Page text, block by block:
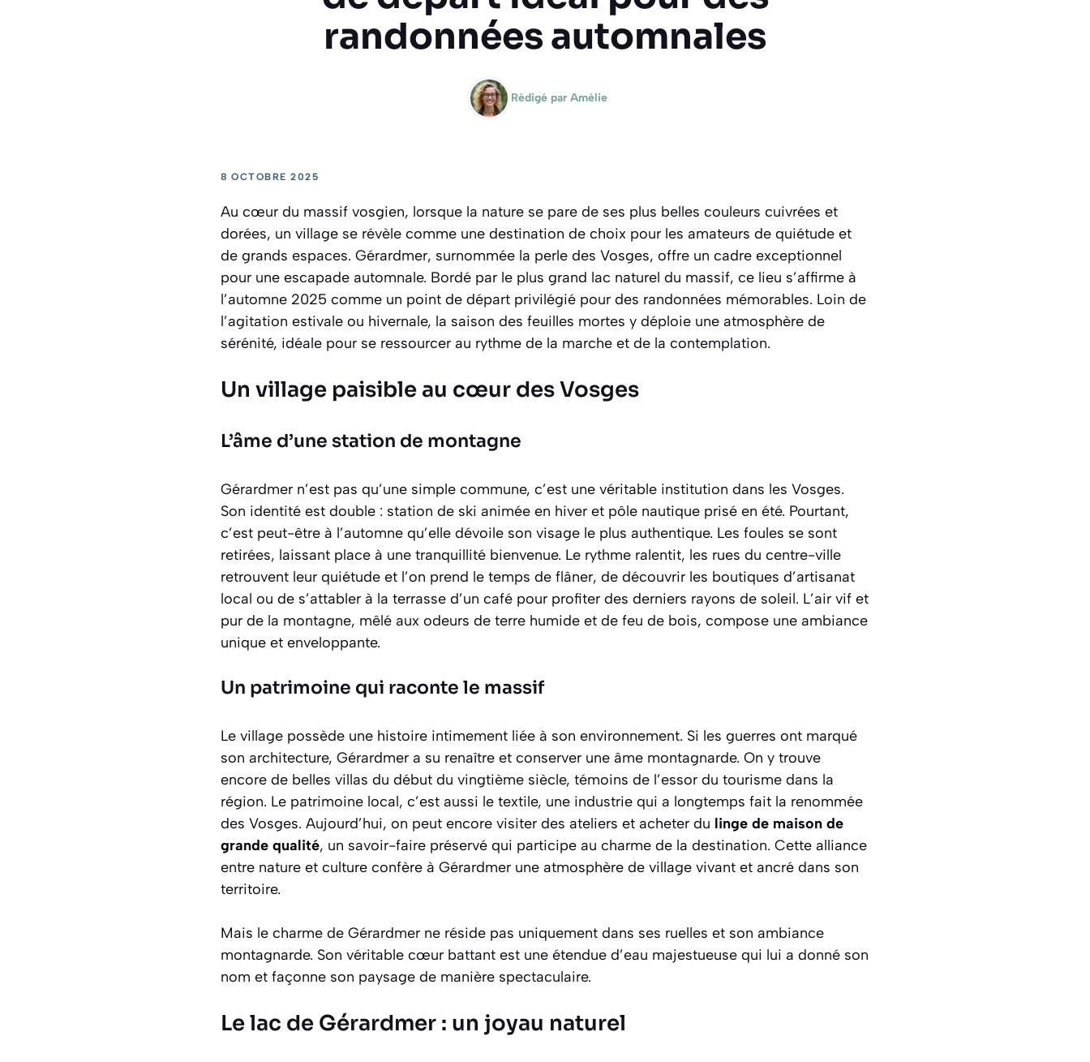
randonnées automnales
Rédigé par Amélie
8 OCTOBRE 2025
Au cœur du massif vosgien, lorsque la nature se pare de ses plus belles couleurs cuivrées et
dorées, un village se révèle comme une destination de choix pour les amateurs de quiétude et
de grands espaces. Gérardmer, surnommée la perle des Vosges, offre un cadre exceptionnel
pour une escapade automnale. Bordé par le plus grand lac naturel du massif, ce lieu s’affirme à
l’automne 2025 comme un point de départ privilégié pour des randonnées mémorables. Loin de
l’agitation estivale ou hivernale, la saison des feuilles mortes y déploie une atmosphère de
sérénité, idéale pour se ressourcer au rythme de la marche et de la contemplation.
Un village paisible au cœur des Vosges
L’âme d’une station de montagne
Gérardmer n’est pas qu’une simple commune, c’est une véritable institution dans les Vosges.
Son identité est double : station de ski animée en hiver et pôle nautique prisé en été. Pourtant,
c’est peut-être à l’automne qu’elle dévoile son visage le plus authentique. Les foules se sont
retirées, laissant place à une tranquillité bienvenue. Le rythme ralentit, les rues du centre-ville
retrouvent leur quiétude et l’on prend le temps de flâner, de découvrir les boutiques d’artisanat
local ou de s’attabler à la terrasse d’un café pour profiter des derniers rayons de soleil. L’air vif et
pur de la montagne, mêlé aux odeurs de terre humide et de feu de bois, compose une ambiance
unique et enveloppante.
Un patrimoine qui raconte le massif
Le village possède une histoire intimement liée à son environnement. Si les guerres ont marqué
son architecture, Gérardmer a su renaître et conserver une âme montagnarde. On y trouve
encore de belles villas du début du vingtième siècle, témoins de l’essor du tourisme dans la
région. Le patrimoine local, c’est aussi le textile, une industrie qui a longtemps fait la renommée
des Vosges. Aujourd’hui, on peut encore visiter des ateliers et acheter du linge de maison de
grande qualité, un savoir-faire préservé qui participe au charme de la destination. Cette alliance
entre nature et culture confère à Gérardmer une atmosphère de village vivant et ancré dans son
territoire.
Mais le charme de Gérardmer ne réside pas uniquement dans ses ruelles et son ambiance
montagnarde. Son véritable cœur battant est une étendue d’eau majestueuse qui lui a donné son
nom et façonne son paysage de manière spectaculaire.
Le lac de Gérardmer : un joyau naturel